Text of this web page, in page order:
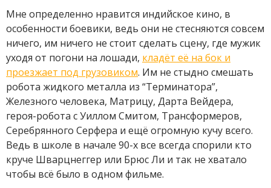
Мне определенно нравится индийское кино, в
особенности боевики, ведь они не стесняются совсем
ничего, им ничего не стоит сделать сцену, где мужик
уходя от погони на лошади, кладёт её на бок и
проезжает под грузовиком. Им не стыдно смешать
робота жидкого металла из “Терминатора”,
Железного человека, Матрицу, Дарта Вейдера,
героя-робота с Уиллом Смитом, Трансформеров,
Серебрянного Серфера и ещё огромную кучу всего.
Ведь в школе в начале 90-х все всегда спорили кто
круче Шварцнеггер или Брюс Ли и так не хватало
чтобы всё было в одном фильме.